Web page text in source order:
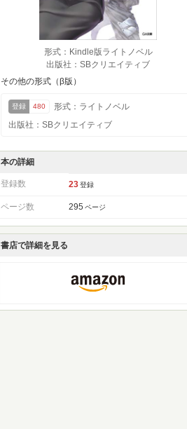
形式：Kindle版ライトノベル
出版社：SBクリエイティブ
その他の形式（β版）
登録 480
形式：ライトノベル
出版社：SBクリエイティブ
本の詳細
登録数 23 登録
ページ数 295 ページ
書店で詳細を見る